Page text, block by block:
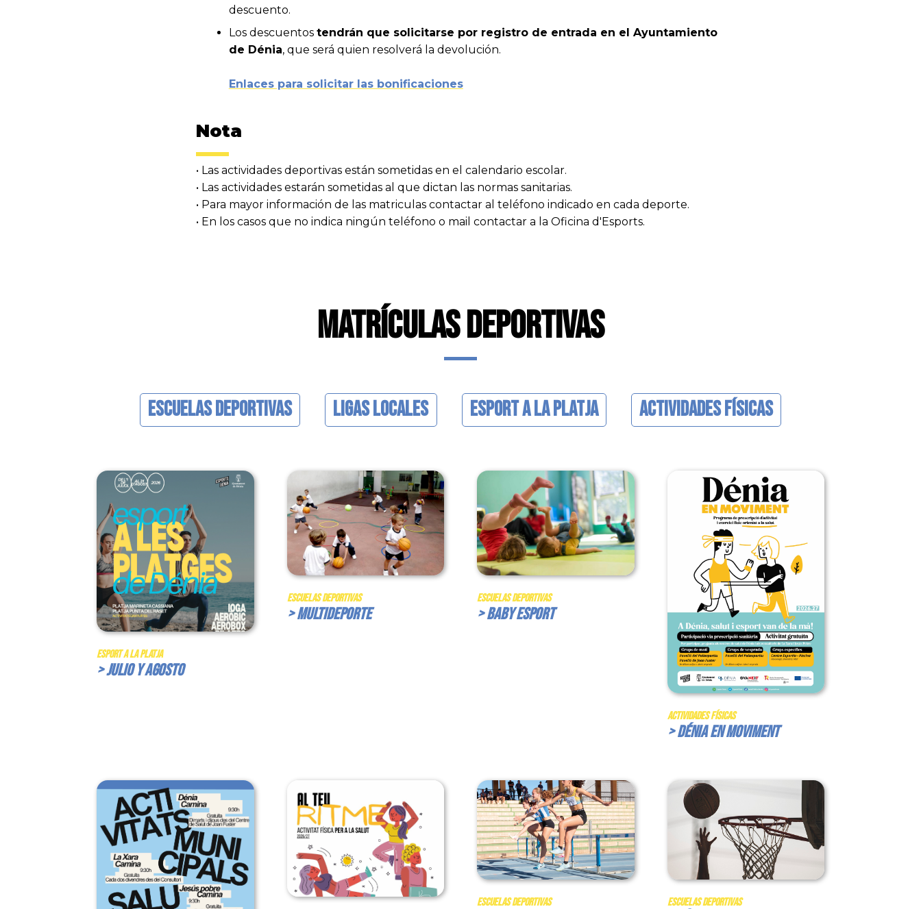
descuento.
Los descuentos tendrán que solicitarse por registro de entrada en el Ayuntamiento
de Dénia, que será quien resolverá la devolución.
Enlaces para solicitar las bonificaciones
Nota
• Las actividades deportivas están sometidas en el calendario escolar.
• Las actividades estarán sometidas al que dictan las normas sanitarias.
• Para mayor información de las matriculas contactar al teléfono indicado en cada deporte.
• En los casos que no indica ningún teléfono o mail contactar a la Oficina d'Esports.
MATRÍCULAS DEPORTIVAS
Escuelas Deportivas Ligas Locales Esport a la Platja Actividades Físicas
Esport a la Platja
> Julio y Agosto
Escuelas Deportivas
> Multideporte
Escuelas Deportivas
> Baby Esport
Actividades Físicas
> Dénia en Moviment
Escuelas Deportivas Escuelas Deportivas